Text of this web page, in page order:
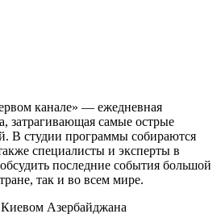
канале» — ежедневная
затрагивающая самые острые
В студии программы собираются
специалисты и эксперты в
последние события большой
так и во всем мире.
Азербайджана